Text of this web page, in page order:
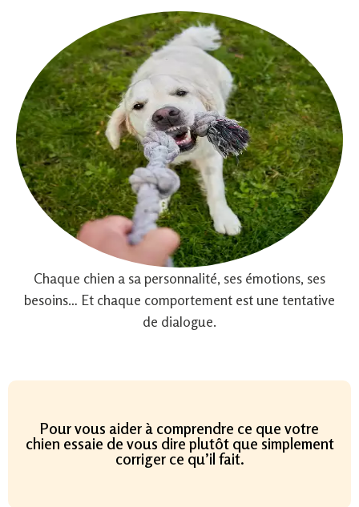
Chaque chien a sa personnalité, ses émotions, ses
besoins… Et chaque comportement est une tentative
de dialogue.
Pour vous aider à comprendre ce que votre
chien essaie de vous dire plutôt que simplement
corriger ce qu’il fait.